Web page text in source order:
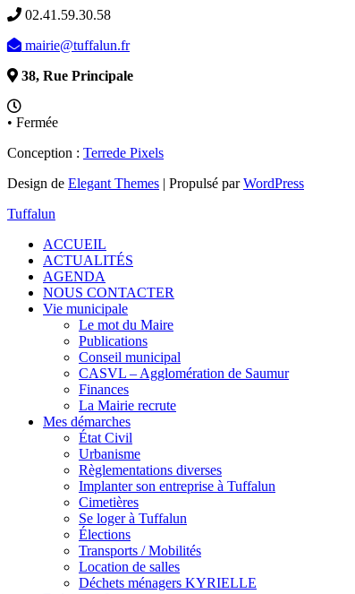
02.41.59.30.58
mairie@tuffalun.fr
38, Rue Principale
• Fermée
Conception : Terrede Pixels
Design de Elegant Themes | Propulsé parWordPress
Tuffalun
ACCUEIL
ACTUALITÉS
AGENDA
NOUS CONTACTER
Vie municipale
Le mot du Maire
Publications
Conseil municipal
CASVL – Agglomération de Saumur
Finances
La Mairie recrute
Mes démarches
État Civil
Urbanisme
Règlementations diverses
Implanter son entreprise à Tuffalun
Cimetières
Se loger à Tuffalun
Élections
Transports / Mobilités
Location de salles
Déchets ménagers KYRIELLE